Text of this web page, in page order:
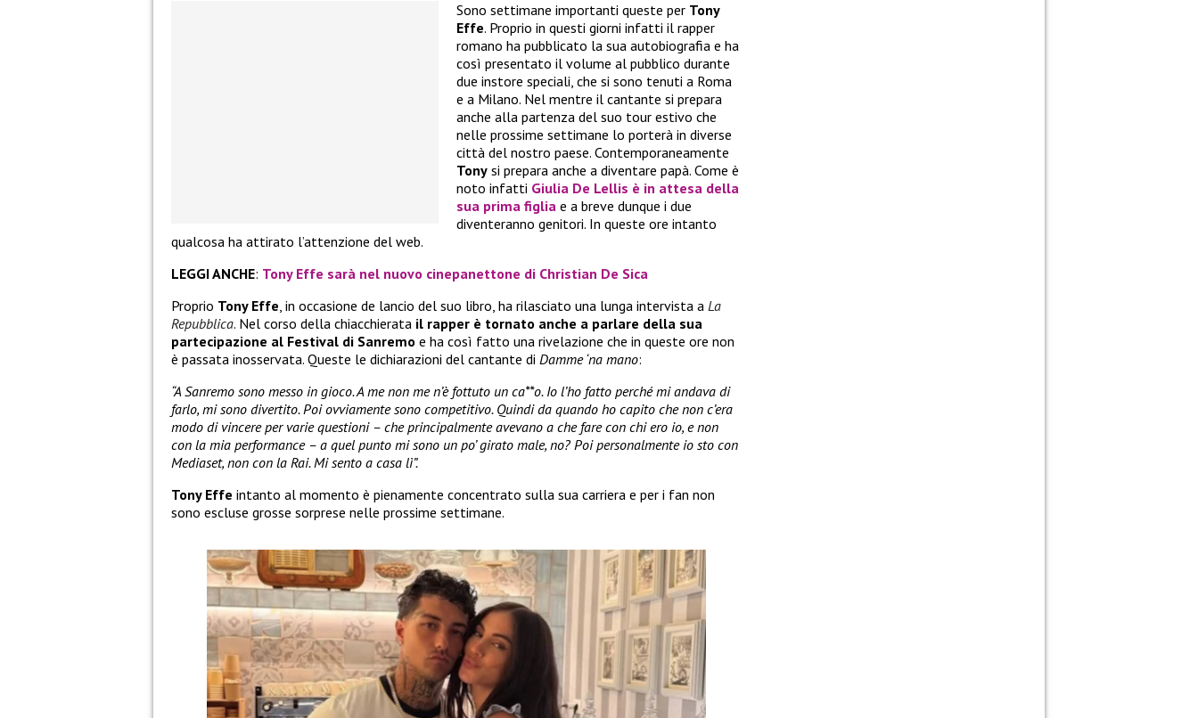
Sono settimane importanti queste per Tony
Effe. Proprio in questi giorni infatti il rapper
romano ha pubblicato la sua autobiografia e ha
così presentato il volume al pubblico durante
due instore speciali, che si sono tenuti a Roma
e a Milano. Nel mentre il cantante si prepara
anche alla partenza del suo tour estivo che
nelle prossime settimane lo porterà in diverse
città del nostro paese. Contemporaneamente
Tony si prepara anche a diventare papà. Come è
noto infatti Giulia De Lellis è in attesa della
sua prima figlia e a breve dunque i due
diventeranno genitori. In queste ore intanto
qualcosa ha attirato l’attenzione del web.
LEGGI ANCHE: Tony Effe sarà nel nuovo cinepanettone di Christian De Sica
Proprio Tony Effe, in occasione de lancio del suo libro, ha rilasciato una lunga intervista a La
Repubblica. Nel corso della chiacchierata il rapper è tornato anche a parlare della sua
partecipazione al Festival di Sanremo e ha così fatto una rivelazione che in queste ore non
è passata inosservata. Queste le dichiarazioni del cantante di Damme ‘na mano:
“A Sanremo sono messo in gioco. A me non me n’è fottuto un ca**o. Io l’ho fatto perché mi andava di
farlo, mi sono divertito. Poi ovviamente sono competitivo. Quindi da quando ho capito che non c’era
modo di vincere per varie questioni – che principalmente avevano a che fare con chi ero io, e non
con la mia performance – a quel punto mi sono un po’ girato male, no? Poi personalmente io sto con
Mediaset, non con la Rai. Mi sento a casa lì”.
Tony Effe intanto al momento è pienamente concentrato sulla sua carriera e per i fan non
sono escluse grosse sorprese nelle prossime settimane.